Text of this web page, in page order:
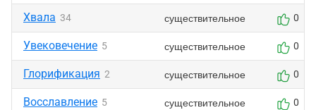
Хвала 34 существительное 0
Увековечение 5 существительное 0
Глорификация 2 существительное 0
Восславление 5 существительное 0